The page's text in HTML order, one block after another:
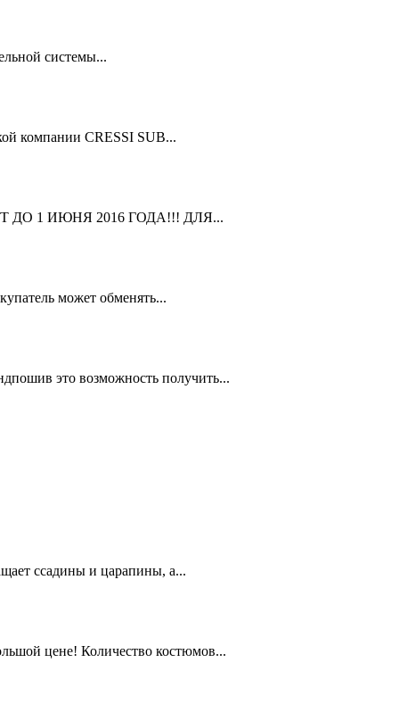
системы...
компании CRESSI SUB...
ДО 1 ИЮНЯ 2016 ГОДА!!! ДЛЯ...
может обменять...
это возможность получить...
ссадины и царапины, а...
цене! Количество костюмов...